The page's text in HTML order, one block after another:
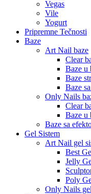
Vegas
Vile
Yogurt
Pripremne Tečnosti
Baze
Art Nail baze
Clear
Baze u
Baze
Baze
Only Nails
Clear
Baze u
Baze sa
Gel Sistem
Art Nail gel
Best
Jelly
Poly
Only Nails